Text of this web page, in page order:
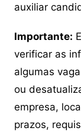
auxiliar
Importante:
verificar as
algumas
ou
empresa,
prazos,